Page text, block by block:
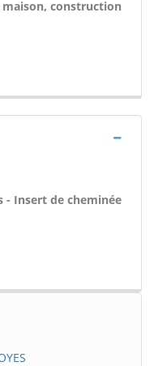
construction
- Insert de cheminée